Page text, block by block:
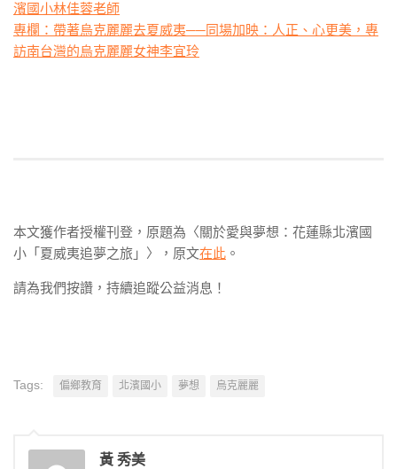
濱國小林佳蓉老師
專欄：帶著烏克麗麗去夏威夷──同場加映：人正、心更美，專
訪南台灣的烏克麗麗女神李宜玲
本文獲作者授權刊登，原題為〈關於愛與夢想：花蓮縣北濱國
小「夏威夷追夢之旅」〉，原文在此 。
請為我們按讚，持續追蹤公益消息！
Tags: 偏鄉教育 北濱國小 夢想 烏克麗麗
黃 秀美